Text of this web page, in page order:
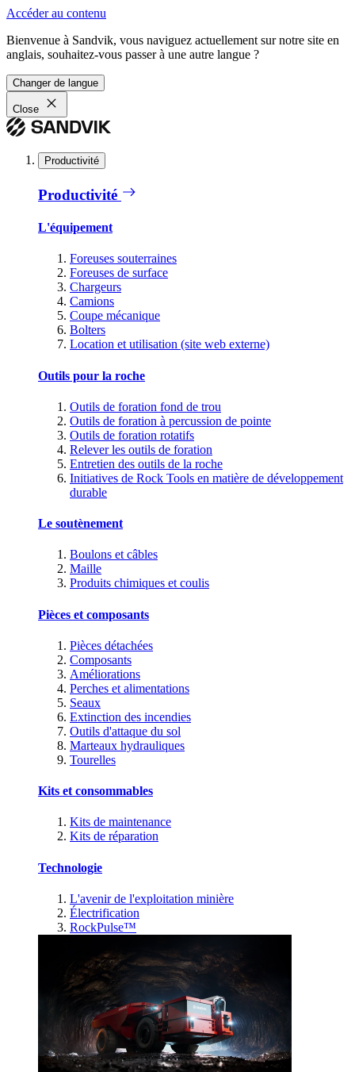
Accéder au contenu
Bienvenue à Sandvik, vous naviguez actuellement sur notre site en
anglais, souhaitez-vous passer à une autre langue ?
Changer de langue
Close
Productivité
Productivité
L'équipement
Foreuses souterraines
Foreuses de surface
Chargeurs
Camions
Coupe mécanique
Bolters
Location et utilisation (site web externe)
Outils pour la roche
Outils de foration fond de trou
Outils de foration à percussion de pointe
Outils de foration rotatifs
Relever les outils de foration
Entretien des outils de la roche
Initiatives de Rock Tools en matière de développement
durable
Le soutènement
Boulons et câbles
Maille
Produits chimiques et coulis
Pièces et composants
Pièces détachées
Composants
Améliorations
Perches et alimentations
Seaux
Extinction des incendies
Outils d'attaque du sol
Marteaux hydrauliques
Tourelles
Kits et consommables
Kits de maintenance
Kits de réparation
Technologie
L'avenir de l'exploitation minière
Électrification
RockPulse™